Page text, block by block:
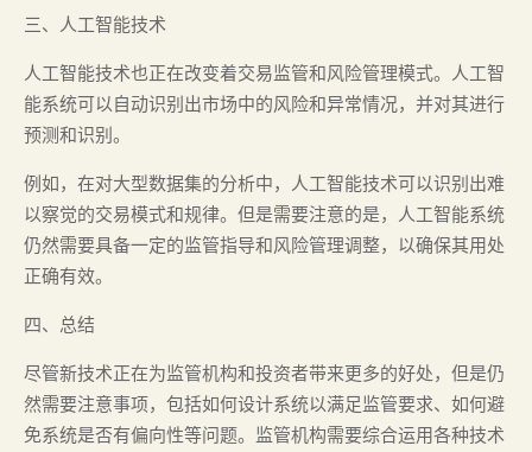
三、人工智能技术
人工智能技术也正在改变着交易监管和风险管理模式。人工智
能系统可以自动识别出市场中的风险和异常情况，并对其进行
预测和识别。
例如，在对大型数据集的分析中，人工智能技术可以识别出难
以察觉的交易模式和规律。但是需要注意的是，人工智能系统
仍然需要具备一定的监管指导和风险管理调整，以确保其用处
正确有效。
四、总结
尽管新技术正在为监管机构和投资者带来更多的好处，但是仍
然需要注意事项，包括如何设计系统以满足监管要求、如何避
免系统是否有偏向性等问题。监管机构需要综合运用各种技术